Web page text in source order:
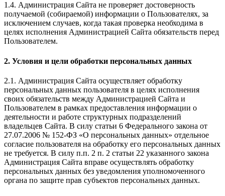
1.4. Администрация Сайта не проверяет достоверность
получаемой (собираемой) информации о Пользователях, за
исключением случаев, когда такая проверка необходима в
целях исполнения Администрацией Сайта обязательств перед
Пользователем.
2. Условия и цели обработки персональных данных
2.1. Администрация Сайта осуществляет обработку
персональных данных пользователя в целях исполнения
своих обязательств между Администрацией Сайта и
Пользователем в рамках предоставления информации о
деятельности и работе структурных подразделений
владельцев Сайта. В силу статьи 6 Федерального закона от
27.07.2006 № 152-ФЗ «О персональных данных» отдельное
согласие пользователя на обработку его персональных данных
не требуется. В силу п.п. 2 п. 2 статьи 22 указанного закона
Администрация Сайта вправе осуществлять обработку
персональных данных без уведомления уполномоченного
органа по защите прав субъектов персональных данных.